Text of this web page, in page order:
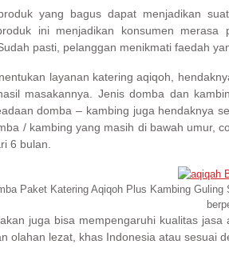
yang bagus dapat menjadikan
ini menjadikan konsumen
pasti, pelanggan menikmati faedah
layanan katering aqiqoh,
masakannya. Jenis domba dan
domba – kambing juga hendaknya
/ kambing yang masih di bawah umur,
6 bulan.
Paket Katering Aqiqoh Plus Kambing
juga bisa mempengaruhi kualitas
olahan lezat, khas Indonesia atau sesuai